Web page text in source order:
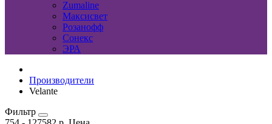
Zumaline
Максисвет
Розанофф
Сонекс
ЭРА
Производители
Velante
Фильтр